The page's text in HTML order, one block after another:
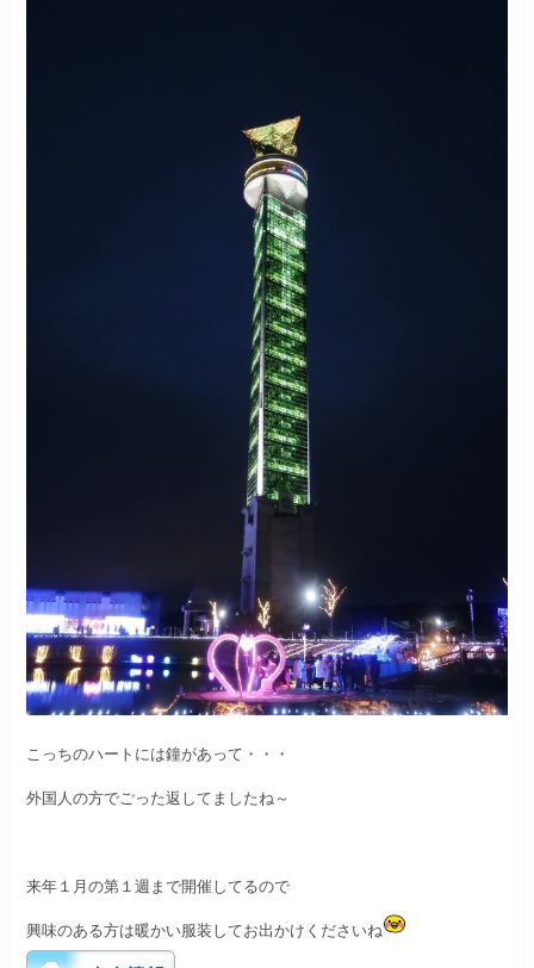
こっちのハートには鐘があって・・・
外国人の方でごった返してましたね～
来年１月の第１週まで開催してるので
興味のある方は暖かい服装してお出かけくださいね